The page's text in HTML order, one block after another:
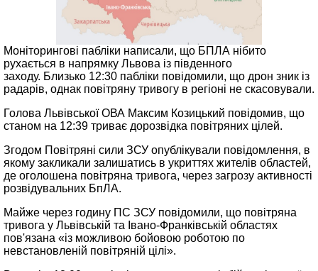
Моніторингові пабліки написали, що БПЛА нібито
рухається в напрямку Львова із південного
заходу. Близько 12:30 пабліки повідомили, що дрон зник із
радарів, однак повітряну тривогу в регіоні не скасовували.
Голова Львівської ОВА Максим Козицький повідомив, що
станом на 12:39 триває дорозвідка повітряних цілей.
Згодом Повітряні сили ЗСУ опублікували повідомлення, в
якому закликали залишатись в укриттях жителів областей,
де оголошена повітряна тривога, через загрозу активності
розвідувальних БпЛА.
Майже через годину ПС ЗСУ повідомили, що повітряна
тривога у Львівській та Івано-Франківській областях
пов'язана «із можливою бойовою роботою по
невстановленій повітряній цілі».